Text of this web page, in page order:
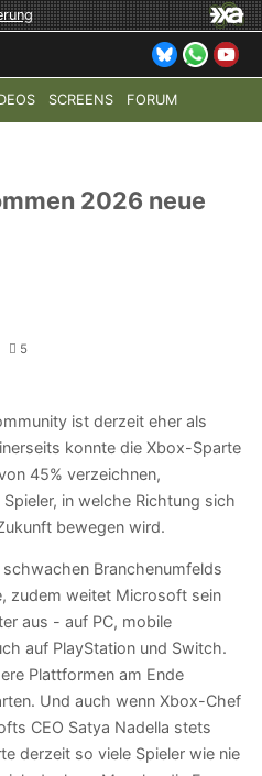
SCREENS FORUM
WARFARE 4 HALO:
2026 neue
5
ist derzeit eher als
konnte die Xbox-Sparte
45% verzeichnen,
in welche Richtung sich
bewegen wird.
Branchenumfelds
zudem weitet Microsoft sein
aus - auf PC, mobile
auf PlayStation und Switch.
Plattformen am Ende
Und auch wenn Xbox-Chef
CEO Satya Nadella stets
derzeit so viele Spieler wie nie